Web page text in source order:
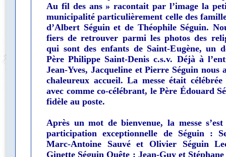
Au fil des ans » racontait par l’image la
municipalité particulièrement celle des
d’Albert Séguin et de Théophile Séguin.
fiers de retrouver parmi les photos des
qui sont des enfants de Saint-Eugène, un
Père Philippe Saint-Denis c.s.v. Déjà à
Jean-Yves, Jacqueline et Pierre Séguin nous
chaleureux accueil. La messe était
avec comme co-célébrant, le Père Édouard
fidèle au poste.
Après un mot de bienvenue, la messe
participation exceptionnelle de Séguin :
Marc-Antoine Sauvé et Olivier Séguin
Ginette Séguin Quête : Jean-Guy et